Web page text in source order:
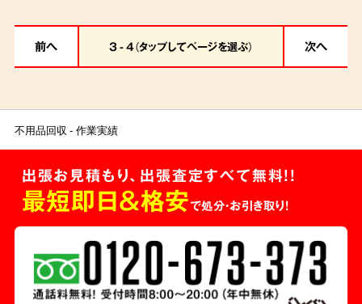
方でLeica製カメラとレンズを買取をさせていた
だき、格安のお片付けにご満足いただけまし
た。
前へ 3 - 4（タップしてページを選ぶ） 次へ
不用品回収 作業実績
出張お見積もり、出張査定すべて無料!!
最短即日＆格安で処分・お引き取り！